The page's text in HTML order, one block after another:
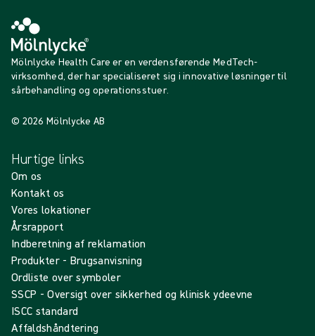
Mölnlycke Health Care er en verdensførende MedTech-
virksomhed, der har specialiseret sig i innovative løsninger til
sårbehandling og operationsstuer.
© 2026 Mölnlycke AB
Hurtige links
Om os
Kontakt os
Vores lokationer
Årsrapport
Indberetning af reklamation
Produkter - Brugsanvisning
Ordliste over symboler
SSCP - Oversigt over sikkerhed og klinisk ydeevne
ISCC standard
Affaldshåndtering